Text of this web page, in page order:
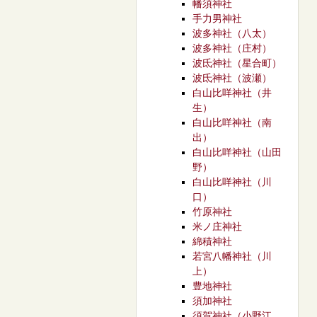
幡須神社
手力男神社
波多神社（八太）
波多神社（庄村）
波氐神社（星合町）
波氐神社（波瀬）
白山比咩神社（井
生）
白山比咩神社（南
出）
白山比咩神社（山田
野）
白山比咩神社（川
口）
竹原神社
米ノ庄神社
綿積神社
若宮八幡神社（川
上）
豊地神社
須加神社